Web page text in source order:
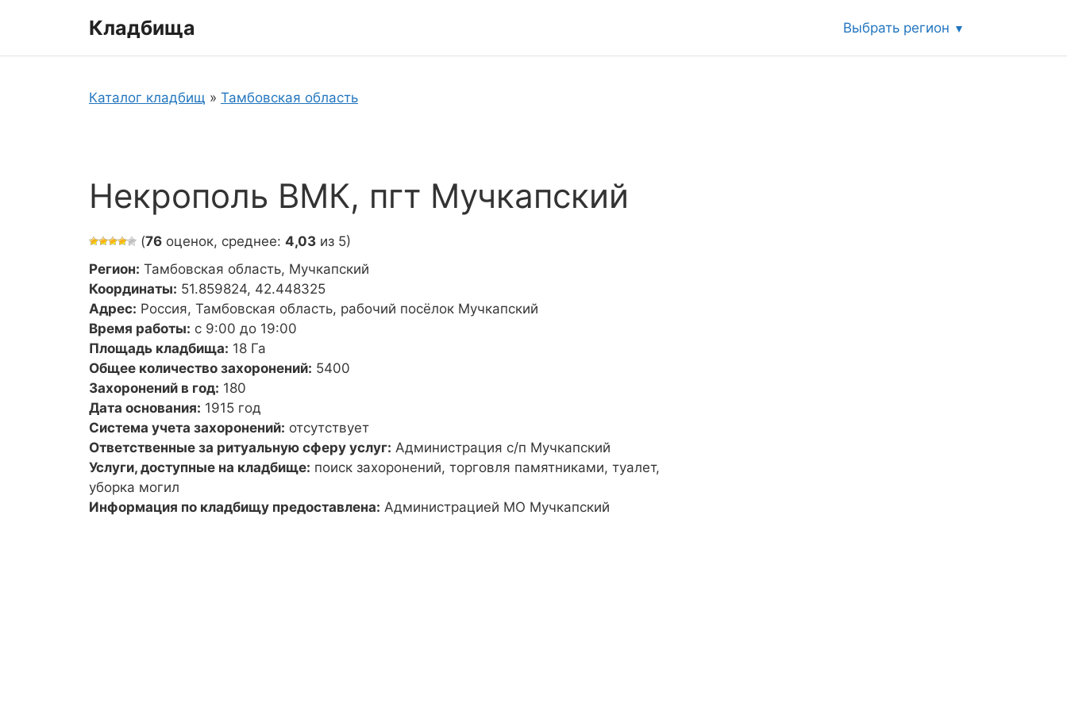
Кладбища Выбрать регион
Каталог кладбищ » Тамбовская область
Некрополь ВМК, пгт Мучкапский
(76 оценок, среднее: 4,03 из 5)
Регион: Тамбовская область, Мучкапский
Координаты: 51.859824, 42.448325
Адрес: Россия, Тамбовская область, рабочий посёлок Мучкапский
Время работы: с 9:00 до 19:00
Площадь кладбища: 18 Га
Общее количество захоронений: 5400
Захоронений в год: 180
Дата основания: 1915 год
Система учета захоронений: отсутствует
Ответственные за ритуальную сферу услуг: Администрация с/п Мучкапский
Услуги, доступные на кладбище: поиск захоронений, торговля памятниками, туалет,
уборка могил
Информация по кладбищу предоставлена: Администрацией МО Мучкапский